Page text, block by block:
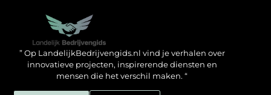
” Op LandelijkBedrijvengids.nl vind je verhalen over
innovatieve projecten, inspirerende diensten en
mensen die het verschil maken. “